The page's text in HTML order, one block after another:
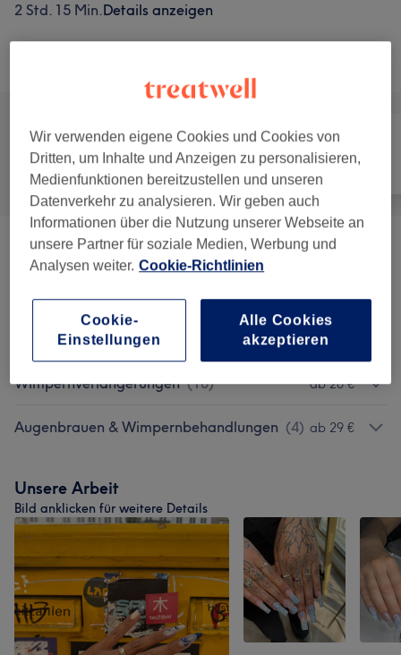
2 Std. 15 Min.Details anzeigen
Alle Nägel Gesicht
Maniküre & Pediküre (7) ab 12 €
Nagelmodellage (4) ab 10 €
Gesichtsbehandlungen 160 €
Wimpernverlängerungen (10) ab 20 €
Augenbrauen & Wimpernbehandlungen (4) ab 29 €
Unsere Arbeit
Bild anklicken für weitere Details
Wir verwenden eigene Cookies und Cookies von
Dritten, um Inhalte und Anzeigen zu personalisieren,
Medienfunktionen bereitzustellen und unseren
Datenverkehr zu analysieren. Wir geben auch
Informationen über die Nutzung unserer Webseite an
unsere Partner für soziale Medien, Werbung und
Analysen weiter. Cookie-Richtlinien
Cookie-
Einstellungen
Alle Cookies
akzeptieren